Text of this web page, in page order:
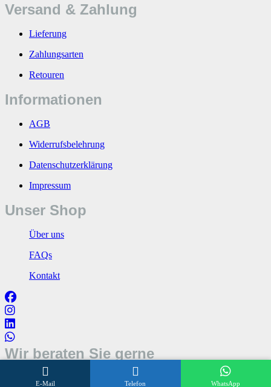
Versand & Zahlung
Lieferung
Zahlungsarten
Retouren
Informationen
AGB
Widerrufsbelehrung
Datenschutzerklärung
Impressum
Unser Shop
Über uns
FAQs
Kontakt
Wir beraten Sie gerne
Öffnungszeiten
E-Mail Telefon WhatsApp